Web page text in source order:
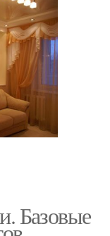
Базовые